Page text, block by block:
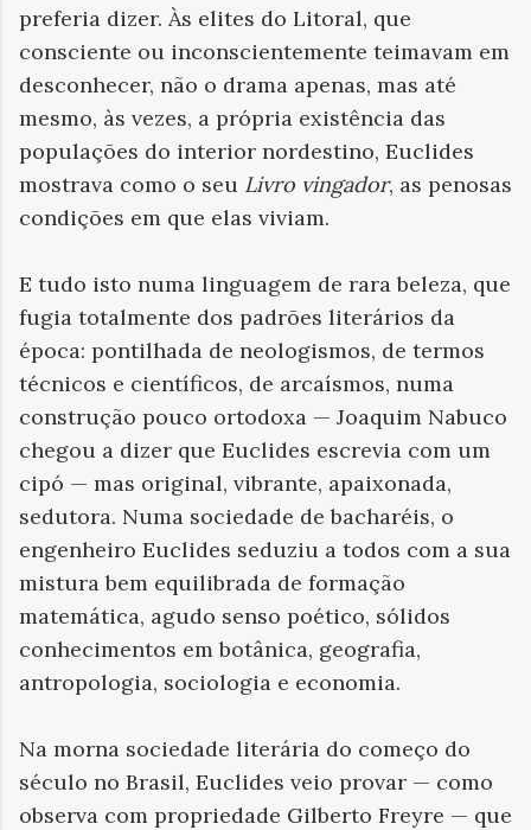
preferia dizer. Às elites do Litoral, que
consciente ou inconscientemente teimavam em
desconhecer, não o drama apenas, mas até
mesmo, às vezes, a própria existência das
populações do interior nordestino, Euclides
mostrava como o seu Livro vingador, as penosas
condições em que elas viviam.
E tudo isto numa linguagem de rara beleza, que
fugia totalmente dos padrões literários da
época: pontilhada de neologismos, de termos
técnicos e científicos, de arcaísmos, numa
construção pouco ortodoxa — Joaquim Nabuco
chegou a dizer que Euclides escrevia com um
cipó — mas original, vibrante, apaixonada,
sedutora. Numa sociedade de bacharéis, o
engenheiro Euclides seduziu a todos com a sua
mistura bem equilibrada de formação
matemática, agudo senso poético, sólidos
conhecimentos em botânica, geografia,
antropologia, sociologia e economia.
Na morna sociedade literária do começo do
século no Brasil, Euclides veio provar — como
observa com propriedade Gilberto Freyre — que